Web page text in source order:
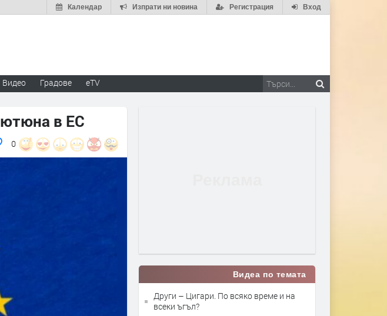
Вход
Регистрация
Изпрати ни новина
Календар
Видео Градове eTV
в ЕС
0
Видеа по темата
Други – Цигари. По всяко време и на
всеки ъгъл?